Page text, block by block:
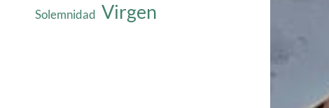
Solemnidad Virgen